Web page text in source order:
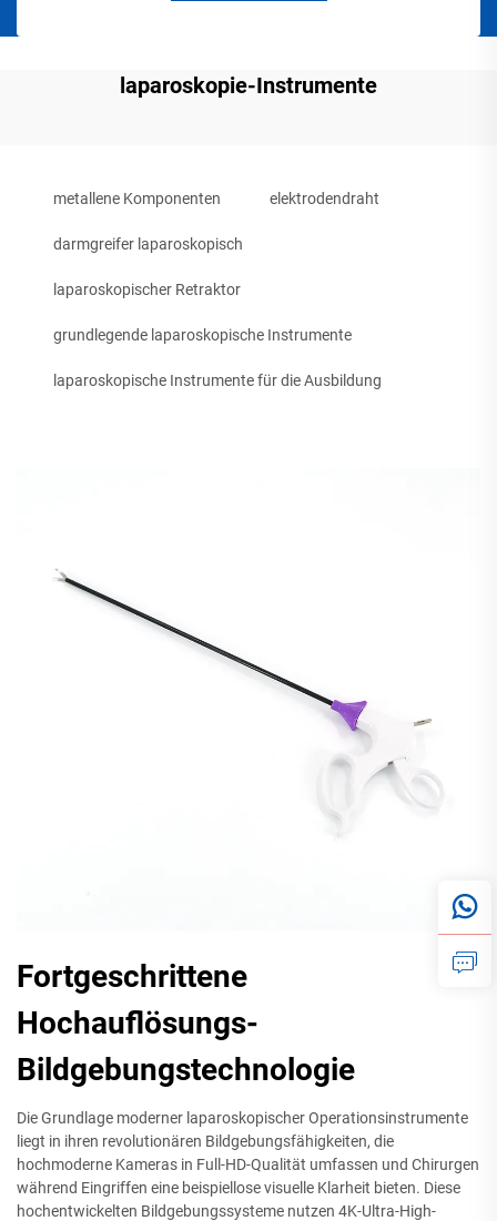
laparoskopie-Instrumente
metallene Komponenten elektrodendraht
darmgreifer laparoskopisch
laparoskopischer Retraktor
grundlegende laparoskopische Instrumente
laparoskopische Instrumente für die Ausbildung
Fortgeschrittene
Hochauflösungs-
Bildgebungstechnologie
Die Grundlage moderner laparoskopischer Operationsinstrumente
liegt in ihren revolutionären Bildgebungsfähigkeiten, die
hochmoderne Kameras in Full-HD-Qualität umfassen und Chirurgen
während Eingriffen eine beispiellose visuelle Klarheit bieten. Diese
hochentwickelten Bildgebungssysteme nutzen 4K-Ultra-High-